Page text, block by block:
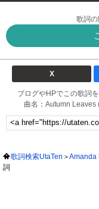
歌詞
X
ブログやHPでこの歌詞
曲名：Autumn
歌詞検索UtaTen Amanda
詞